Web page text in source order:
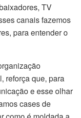
TV
canais fazemos
para entender o
reforça que, para
e esse olhar
cases de